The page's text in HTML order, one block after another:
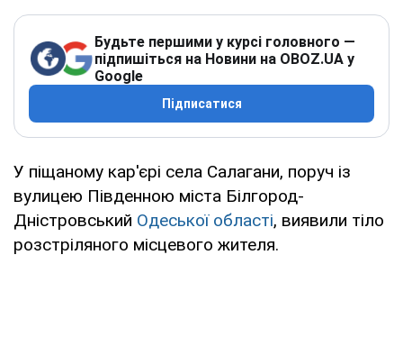
Будьте першими у курсі головного —
підпишіться на Новини на OBOZ.UA у
Google
Підписатися
У піщаному кар'єрі села Салагани, поруч із
вулицею Південною міста Білгород-
Дністровський Одеської області, виявили тіло
розстріляного місцевого жителя.